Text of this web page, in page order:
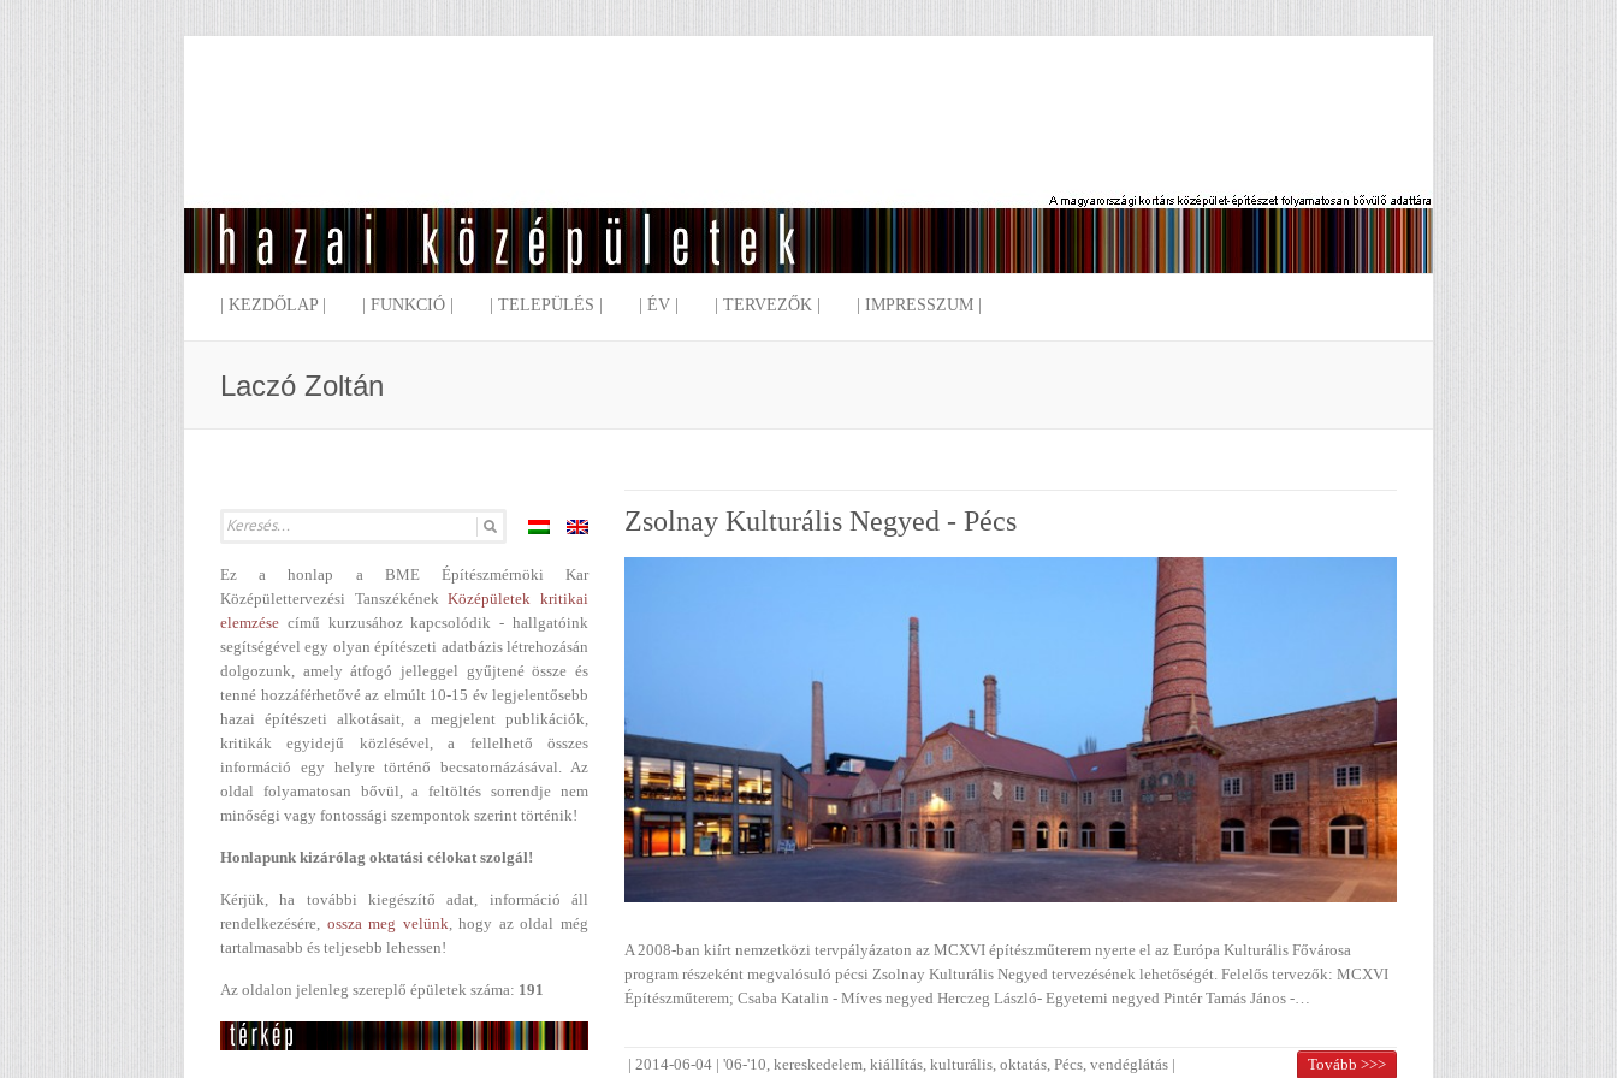
| KEZDŐLAP | | FUNKCIÓ | | TELEPÜLÉS | | ÉV | | TERVEZŐK | | IMPRESSZUM |
Laczó Zoltán
Zsolnay Kulturális Negyed - Pécs
A 2008-ban kiírt nemzetközi tervpályázaton az MCXVI építészműterem nyerte el az Európa Kulturális Fővárosa
program részeként megvalósuló pécsi Zsolnay Kulturális Negyed tervezésének lehetőségét. Felelős tervezők: MCXVI
Építészműterem; Csaba Katalin - Míves negyed Herczeg László- Egyetemi negyed Pintér Tamás János -…
|2014-06-04 |'06-'10,kereskedelem,kiállítás,kulturális,oktatás,Pécs,vendéglátás | Tovább >>>
Ez a honlap a BME Építészmérnöki Kar
Középülettervezési TanszékénekKözépületek kritikai
elemzése című kurzusához kapcsolódik - hallgatóink
segítségével egy olyan építészeti adatbázis létrehozásán
dolgozunk, amely átfogó jelleggel gyűjtené össze és
tenné hozzáférhetővé az elmúlt 10-15 év legjelentősebb
hazai építészeti alkotásait, a megjelent publikációk,
kritikák egyidejű közlésével, a fellelhető összes
információ egy helyre történő becsatornázásával. Az
oldal folyamatosan bővül, a feltöltés sorrendje nem
minőségi vagy fontossági szempontok szerint történik!
Honlapunk kizárólag oktatási célokat szolgál!
Kérjük, ha további kiegészítő adat, információ áll
rendelkezésére, ossza meg velünk, hogy az oldal még
tartalmasabb és teljesebb lehessen!
Az oldalon jelenleg szereplő épületek száma: 191